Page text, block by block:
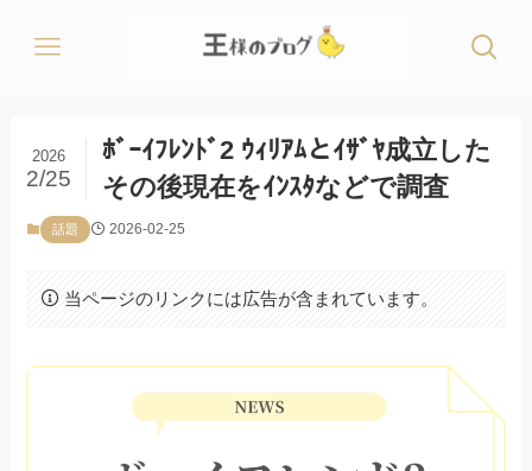
ﾎﾞｰｲﾌﾚﾝﾄﾞ2 ｳｨﾘｱﾑとｲｻﾞﾔ成立した
その後現在をｲﾝｽﾀなどで調査
2026
2/25
話題 2026-02-25
当ページのリンクには広告が含まれています。